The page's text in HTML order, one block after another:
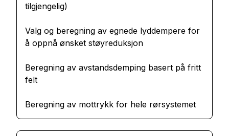
tilgjengelig)
Valg og beregning av egnede lyddempere for
å oppnå ønsket støyreduksjon
Beregning av avstandsdemping basert på fritt
felt
Beregning av mottrykk for hele rørsystemet